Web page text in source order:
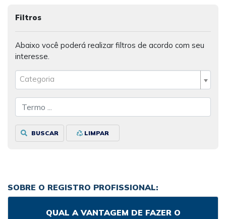
SOBRE O REGISTRO PROFISSIONAL:
QUAL A VANTAGEM DE FAZER O
Filtros
Abaixo você poderá realizar filtros de acordo com seu
interesse.
Categoria
BUSCAR LIMPAR